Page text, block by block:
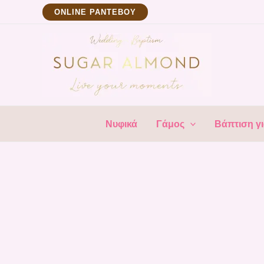
ΟNLINE ΡΑΝΤΕΒΟΥ
Νυφικά Γάμος Βάπτιση